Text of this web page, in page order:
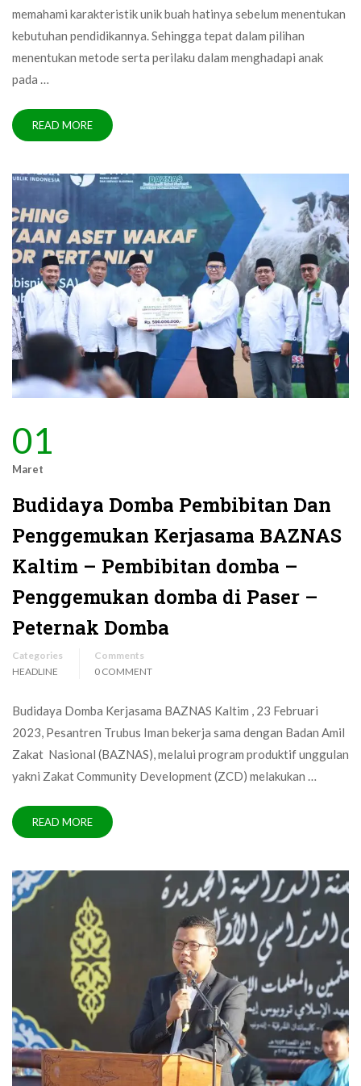
memahami karakteristik unik buah hatinya sebelum menentukan
kebutuhan pendidikannya. Sehingga tepat dalam pilihan
menentukan metode serta perilaku dalam menghadapi anak
pada …
READ MORE
01
Maret
Budidaya Domba Pembibitan Dan
Penggemukan Kerjasama BAZNAS
Kaltim – Pembibitan domba –
Penggemukan domba di Paser –
Peternak Domba
Categories
HEADLINE
Comments
0 COMMENT
Budidaya Domba Kerjasama BAZNAS Kaltim , 23 Februari
2023, Pesantren Trubus Iman bekerja sama dengan Badan Amil
Zakat Nasional (BAZNAS), melalui program produktif unggulan
yakni Zakat Community Development (ZCD) melakukan …
READ MORE